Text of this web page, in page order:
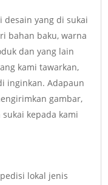
desain yang di sukai
bahan baku, warna
dan yang lain
kami tawarkan,
inginkan. Adapaun
gambar,
kepada kami
lokal jenis